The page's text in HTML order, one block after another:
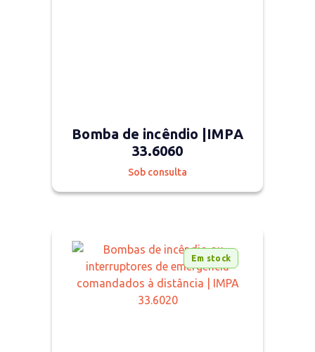
Bomba de incêndio |IMPA
33.6060
Sob consulta
Em stock